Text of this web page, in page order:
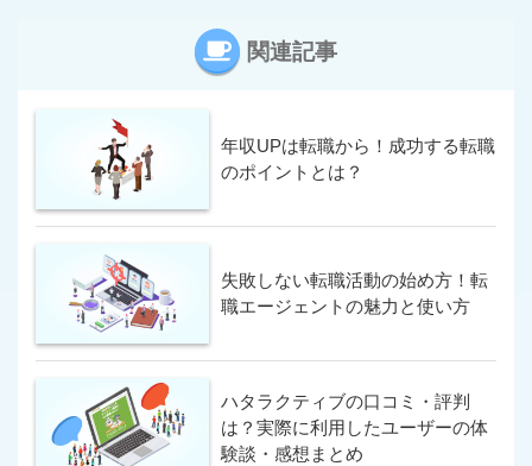
派遣求人あり
若年求人が豊富 転職エージェント
非公開求人が豊富
この条件で求人サイトを検索
関連記事
年収UPは転職から！成功する転職
のポイントとは？
失敗しない転職活動の始め方！転
職エージェントの魅力と使い方
ハタラクティブの口コミ・評判
は？実際に利用したユーザーの体
験談・感想まとめ